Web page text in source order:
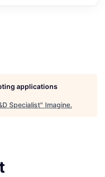
applications
Specialist" Imagine.